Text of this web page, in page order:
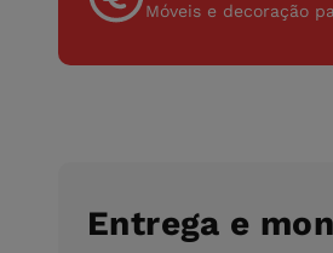
Móveis e decoração
Entrega e